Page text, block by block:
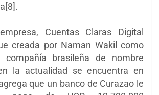
Cuentas Claras Digital
creada por Naman Wakil como
brasileña de nombre
la actualidad se encuentra en
que un banco de Curazao le